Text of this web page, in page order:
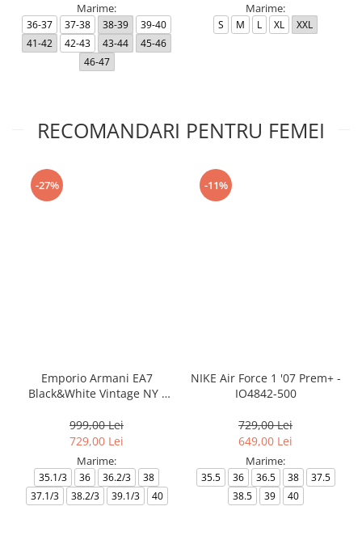
Marime:
36-37 37-38 38-39
39-40
41-42
42-43 43-44
45-46
46-47
Marime:
S M L XL XXL
RECOMANDARI PENTRU FEMEI
-27%
Emporio Armani EA7
Black&White Vintage NY -
999,00 Lei
729,00 Lei
Marime:
35.1/3 36 36.2/3
38
37.1/3
38.2/3 39.1/3 40
-11%
NIKE Air Force 1 '07 Prem+ -
IO4842-500
729,00 Lei
649,00 Lei
Marime:
35.5 36 36.5 38
37.5
38.5
39 40